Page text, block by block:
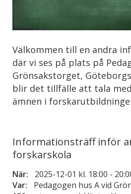
Välkommen till en andra
där vi ses på plats på
Grönsakstorget,
blir det tillfälle att tala
ämnen i
Informationsträff inför
forskarskola
När: 2025-12-01 kl. 18:00 -
Var:
Pedagogen hus A vid